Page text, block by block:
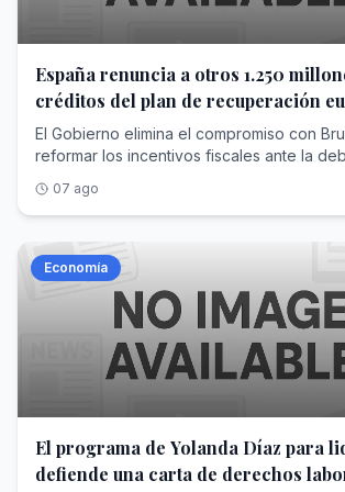
principales... <a
href="https://www.abc.es/economia/
formaliza-candidatura-dirigir-oit-propone-
20260807195444-nt.html">Ver Más</a>
España renuncia a otros 1.250
créditos del plan de recuperación
El Gobierno elimina el compromiso con
reformar los incentivos fiscales ante la
07 ago
Economía
El programa de Yolanda Díaz para
defiende una carta de derechos